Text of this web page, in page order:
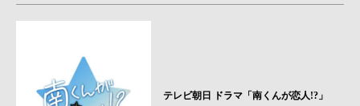
テレビ朝日 ドラマ「南くんが恋人!?」